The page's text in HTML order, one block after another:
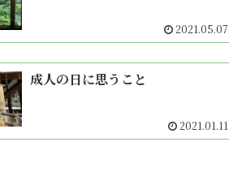
2021.05.07
成人の日に思うこと
2021.01.11